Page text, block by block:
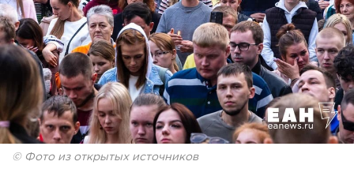
© Фото из открытых источников